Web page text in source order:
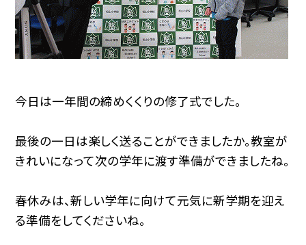
今日は一年間の締めくくりの修了式でした。
最後の一日は楽しく送ることができましたか。教室が
きれいになって次の学年に渡す準備ができましたね。
春休みは、新しい学年に向けて元気に新学期を迎え
る準備をしてくださいね。